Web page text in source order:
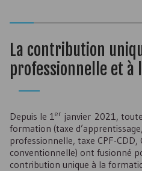
La contribution
professionnelle et à
Depuis le 1er janvier 2021,
formation (taxe
professionnelle, taxe CPF-CDD,
conventionnelle) ont fusionné
contribution unique à la